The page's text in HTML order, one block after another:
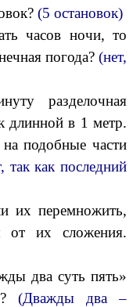
(5 остановок)
часов ночи, то
погода? (нет,
разделочная
длинной в 1 метр.
подобные части
так как последний
их перемножить,
от их сложения.
два суть пять»
(Дважды два –